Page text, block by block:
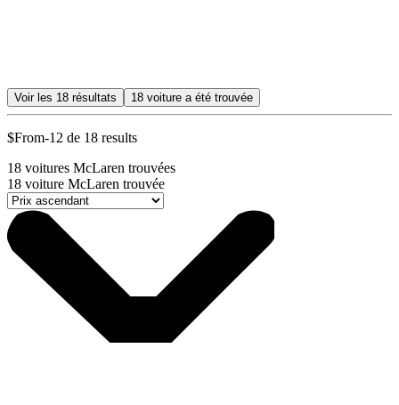
Voir les 18 résultats 18 voiture a été trouvée
$From-12 de 18 results
18 voitures McLaren trouvées
18 voiture McLaren trouvée